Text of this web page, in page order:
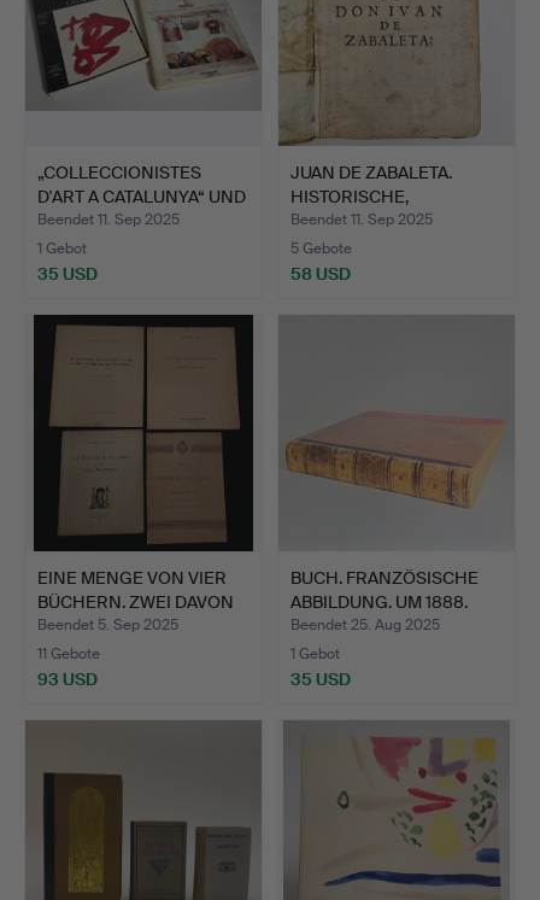
„COLLECCIONISTES
D'ART A CATALUNYA“ UND
„L…
Beendet 11. Sep 2025
1 Gebot
35 USD
JUAN DE ZABALETA.
HISTORISCHE,
POLITISCHE …
Beendet 11. Sep 2025
5 Gebote
58 USD
EINE MENGE VON VIER
BÜCHERN. ZWEI DAVON
BE…
Beendet 5. Sep 2025
11 Gebote
93 USD
BUCH. FRANZÖSISCHE
ABBILDUNG. UM 1888.
Beendet 25. Aug 2025
1 Gebot
35 USD